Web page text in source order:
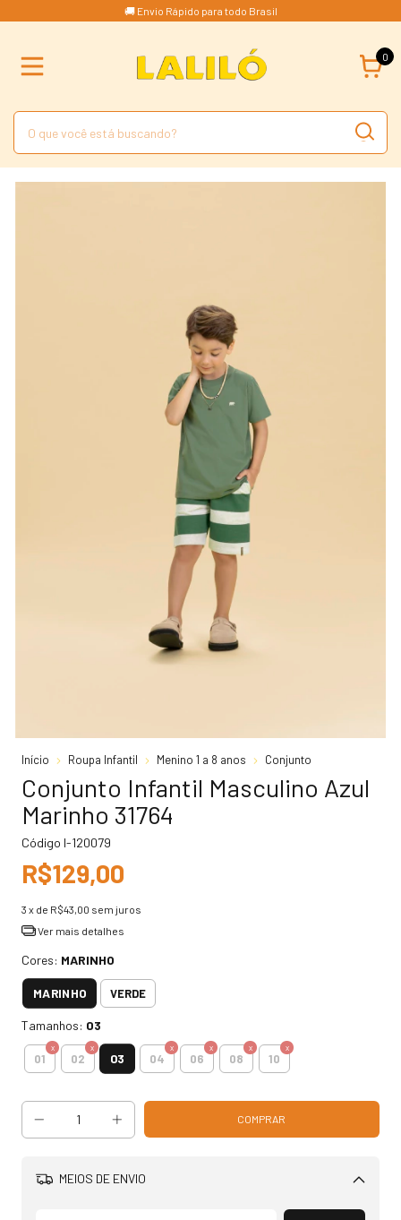
🚚 Envio Rápido para todo Brasil
0
Início Roupa Infantil Menino 1 a 8 anos Conjunto
Conjunto Infantil Masculino Azul
Marinho 31764
Código I-120079
R$129,00
3 x de R$43,00 sem juros
Ver mais detalhes
Cores: MARINHO
MARINHO VERDE
Tamanhos: 03
01 02 03 04 06 08 10
MEIOS DE ENVIO
Alterar CEP